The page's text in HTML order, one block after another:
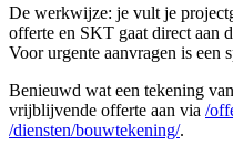
De werkwijze: je vult je
offerte en SKT gaat direct aan
Voor urgente aanvragen is een
Benieuwd wat een tekening
vrijblijvende offerte aan via /
/diensten/bouwtekening/.